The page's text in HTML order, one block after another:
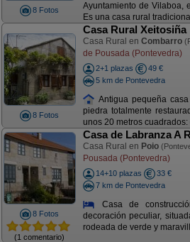
8 Fotos
Ayuntamiento de Vilaboa,
Es una casa rural
8 Fotos
Casa Rural Xeitosiña
Casa Rural en Combarro
de Pousada (Pontevedra)
2+1 plazas
49 €
5 km de Pontevedra
Antigua pequeña
piedra totalmente
unos 20 metros cuadrados:
8 Fotos
(1 comentario)
Casa de Labranza A
Casa Rural en Poio
Pousada (Pontevedra)
14+10 plazas
33 €
7 km de Pontevedra
Casa de
decoración peculiar,
rodeada de verde y